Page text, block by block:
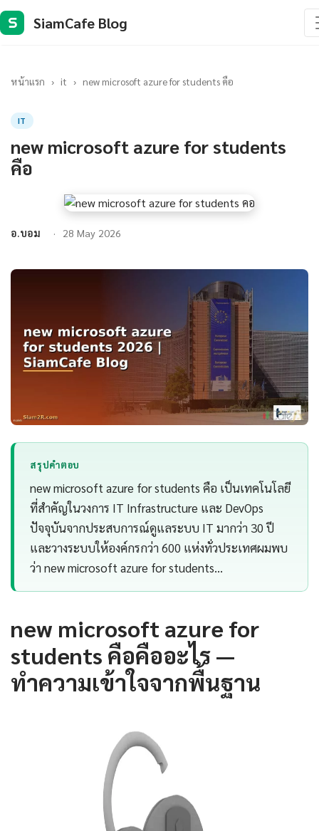
S SiamCafe Blog
หน้าแรก › it › new microsoft azure for students คือ
IT
new microsoft azure for students
คือ
อ.บอม 28 May 2026
สรุปคำตอบ
new microsoft azure for students คือ เป็นเทคโนโลยี
ที่สำคัญในวงการ IT Infrastructure และ DevOps
ปัจจุบันจากประสบการณ์ดูแลระบบ IT มากว่า 30 ปี
และวางระบบให้องค์กรกว่า 600 แห่งทั่วประเทศผมพบ
ว่า new microsoft azure for students…
new microsoft azure for
students คือคืออะไร —
ทำความเข้าใจจากพื้นฐาน